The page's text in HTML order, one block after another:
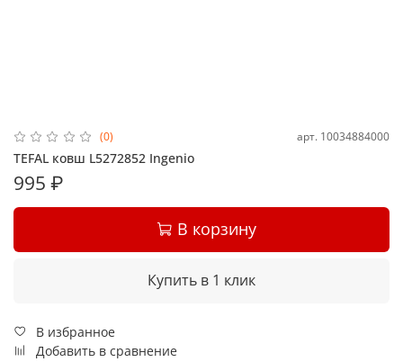
(0) арт. 10034884000
TEFAL ковш L5272852 Ingenio
995 ₽
В корзину
Купить в 1 клик
В избранное
Добавить в сравнение